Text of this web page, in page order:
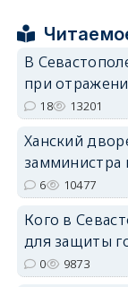
В
при
18 13201
Ханский
6 10477
Кого в
для защиты
0 9873